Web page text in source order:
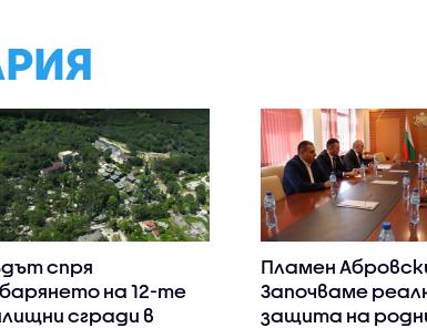
спря
на 12-те
сгради в
Пламен
Започваме
защита на